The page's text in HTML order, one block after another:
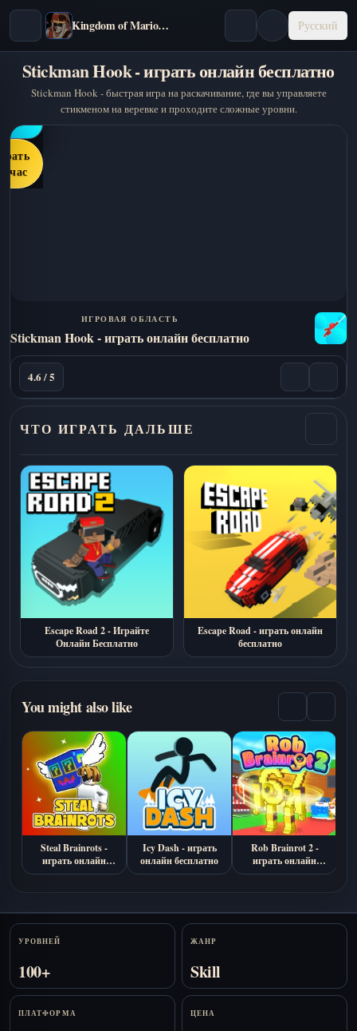
Kingdom of Marionettes Русский
Stickman Hook - играть онлайн бесплатно
Stickman Hook - быстрая игра на раскачивание, где вы управляете
стикменом на веревке и проходите сложные уровни.
ИГРОВАЯ ОБЛАСТЬ
Stickman Hook - играть онлайн бесплатно
4.6 / 5
ЧТО ИГРАТЬ ДАЛЬШЕ
Escape Road 2 - Играйте
Онлайн Бесплатно
Escape Road - играть онлайн
бесплатно
You might also like
Steal Brainrots -
играть онлайн
бесплатно
Icy Dash - играть
онлайн бесплатно
Rob Brainrot 2 -
играть онлайн
бесплатно
Stats
УРОВНЕЙ
100+
ЖАНР
Skill
ПЛАТФОРМА ЦЕНА